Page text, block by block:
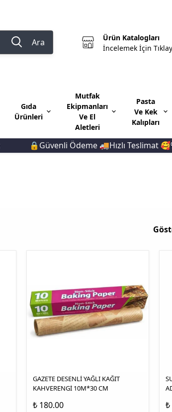
Ara
Ürün Katalogları
İncelemek İçin
Gıda
Ürünleri
Mutfak
Ekipmanları
Ve El
Aletleri
Pasta
Ve Kek
Kalıpları
Ödeme 🚚Hızlı Teslimat 🥰%100
GAZETE DESENLİ YAĞLI KAĞIT
KAHVERENGİ 10M*30 CM
₺ 180.00 ₺